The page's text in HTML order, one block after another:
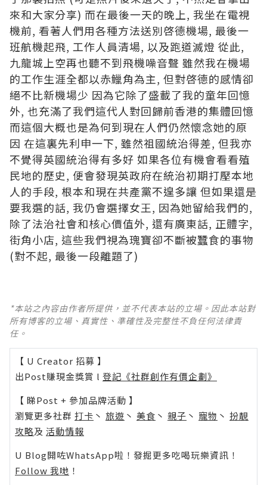
來和大家分享) 而在最後一天的晚上, 我坐在電視
機前, 看著人們用各種方法送別啓德機場, 最後一
班航機起飛, 工作人員清場, 以及跑道滅燈 從此,
九龍城上空再也聽不到飛機噪音聲 雖然我在機場
的工作生涯全都以赤鱲角為主, 但對啓德的感情卻
絕不比新機場少 因為它除了盛載了我的童年回憶
外, 也充滿了我們這代人對回歸前香港的集體回憶
而這個大概也是為何到現在人們仍然懷念她的原
因 在這裏先利申一下, 雖然祖國統治得差, 但我亦
不覺得英國統治得有多好 如果各位有機會看看殖
民地的歷史, 便會發現英政府在統治初期打壓本地
人的手段, 根本和現在共產黨不遑多讓 但如果還是
要我選的話, 我仍會選擇女王, 因為她留給我們的,
除了法治社會和核心價值外, 還有廣東話, 正體字,
街角小店, 這些我們視為瑰寶卻不斷被蠶食的事物
(對不起, 最後一段離題了)
*本站之內容由作者所提供，並不代表本站的立場。因此本站對
所有博客的立場、真實性、準確性及完整性不負任何法律責
任。
【 U Creator 招募 】
出Post賺現金獎賞 l 登記《社群創作有價企劃》
【 睇Post + 參加品牌活動 】
瀏覽更多社群 打卡 丶 旅遊 丶 美食 丶 親子 丶 寵物 丶 扮靚
攻略及 活動情報
U Blog開咗WhatsApp啦！發掘更多吃喝玩樂資訊！
Follow 我哋 ！